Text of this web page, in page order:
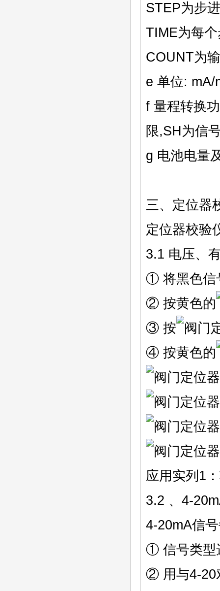
STEP为步
TIME为每
COUNT为
e 单位:
f 量程转换
限,SH为信
g 电池电量
三、定位器
定位器校验
3.1 电压、
① 将黑色信
② 按黄色的
③ 按
④ 按黄色的
应用实列1
3.2 、4-
4-20mA信
① 信号类型
② 用与4-20